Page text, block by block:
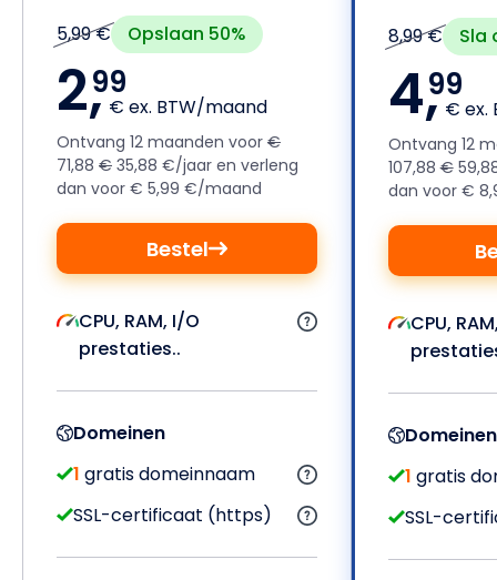
5,99 € Opslaan 50%
2,99
€ ex. BTW/maand
Ontvang 12 maanden voor €
71,88 € 35,88 €/jaar en verleng
dan voor € 5,99 €/maand
Bestel
CPU, RAM, I/O
prestaties..
Domeinen
1 gratis domeinnaam
SSL-certificaat (https)
8,99 € Sla
4,99
€ ex.
Ontvang 12
107,88€
dan voor €
CPU,
Domeinen
1 gratis
SSL-